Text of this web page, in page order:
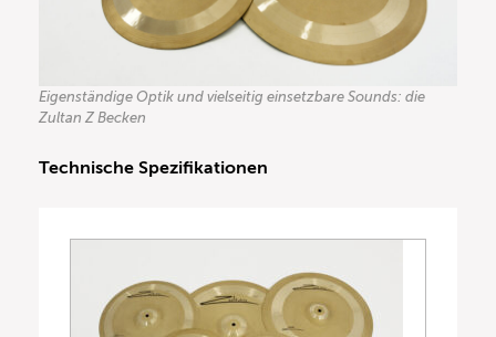
Eigenständige Optik und vielseitig einsetzbare Sounds: die
Zultan Z Becken
Technische Spezifikationen